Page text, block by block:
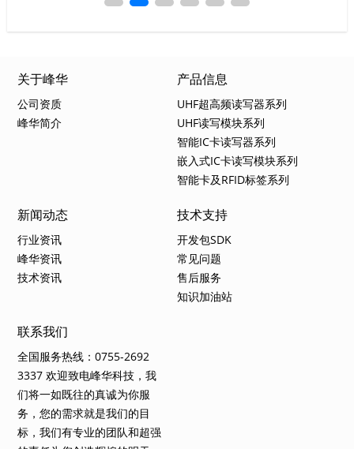
关于峰华
公司资质
峰华简介
产品信息
UHF超高频读写器系列
UHF读写模块系列
智能IC卡读写器系列
嵌入式IC卡读写模块系列
智能卡及RFID标签系列
新闻动态
行业资讯
峰华资讯
技术资讯
技术支持
开发包SDK
常见问题
售后服务
知识加油站
联系我们
全国服务热线：0755-2692
3337 欢迎致电峰华科技，我
们将一如既往的真诚为你服
务，您的需求就是我们的目
标，我们有专业的团队和超强